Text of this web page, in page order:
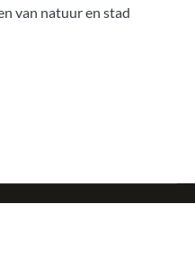
van natuur en stad